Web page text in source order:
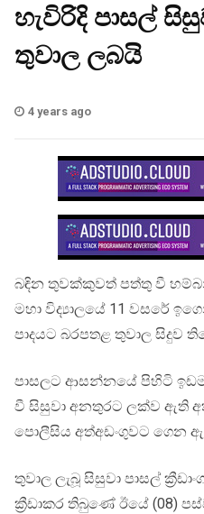
හැවිරිදි පාසල්
තුවාල ලබයි
4 years ago
බඳින තුවක්කුවත් පත්තු වී
මහා විද්‍යාලයේ 11 වසරේ
පාදයට බරපතළ තුවාල සිදුව
පාසලට ආසන්නයේ පිහිටි
වී සිසුවා අනතුරට ලක්ව ඇති
පොලීසිය අත්අඩංගුවට ගෙන
තුවාල ලැබූ සිසුවා පාසල්
ක්‍රීඩාකර තිබුණේ ඊයේ (08)